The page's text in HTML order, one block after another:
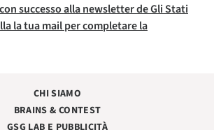
successo alla newsletter de Gli Stati
la tua mail per completare la
CHI SIAMO
BRAINS & CONTEST
GSG LAB E PUBBLICITÀ